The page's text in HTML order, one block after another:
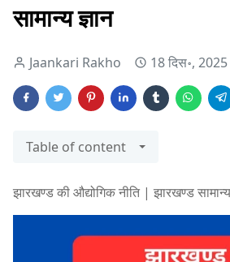
सामान्य ज्ञान
Jaankari Rakho 18 दिस॰, 2025
Table of content
झारखण्ड की औद्योगिक नीति | झारखण्ड सामान्य